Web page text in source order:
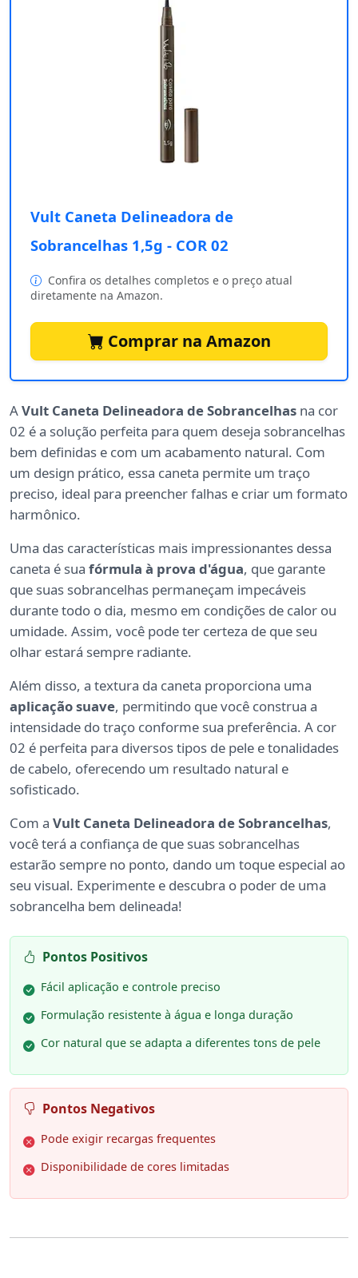
Vult Caneta Delineadora de
Sobrancelhas 1,5g - COR 02
Confira os detalhes completos e o preço atual
diretamente na Amazon.
Comprar na Amazon
AVult Caneta Delineadora de Sobrancelhas na cor
02 é a solução perfeita para quem deseja sobrancelhas
bem definidas e com um acabamento natural. Com
um design prático, essa caneta permite um traço
preciso, ideal para preencher falhas e criar um formato
harmônico.
Uma das características mais impressionantes dessa
caneta é sua fórmula à prova d'água, que garante
que suas sobrancelhas permaneçam impecáveis
durante todo o dia, mesmo em condições de calor ou
umidade. Assim, você pode ter certeza de que seu
olhar estará sempre radiante.
Além disso, a textura da caneta proporciona uma
aplicação suave, permitindo que você construa a
intensidade do traço conforme sua preferência. A cor
02 é perfeita para diversos tipos de pele e tonalidades
de cabelo, oferecendo um resultado natural e
sofisticado.
Com a Vult Caneta Delineadora de Sobrancelhas,
você terá a confiança de que suas sobrancelhas
estarão sempre no ponto, dando um toque especial ao
seu visual. Experimente e descubra o poder de uma
sobrancelha bem delineada!
Pontos Positivos
Fácil aplicação e controle preciso
Formulação resistente à água e longa duração
Cor natural que se adapta a diferentes tons de pele
Pontos Negativos
Pode exigir recargas frequentes
Disponibilidade de cores limitadas